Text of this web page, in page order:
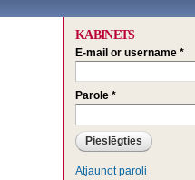
KABINETS
E-mail or username *
Parole *
Atjaunot paroli